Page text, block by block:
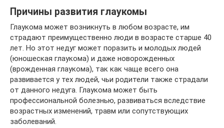
Причины развития глаукомы
Глаукома может возникнуть в любом возрасте, им
страдают преимущественно люди в возрасте старше 40
лет. Но этот недуг может поразить и молодых людей
(юношеская глаукома) и даже новорожденных
(врожденная глаукома), так как чаще всего она
развивается у тех людей, чьи родители также страдали
от данного недуга. Глаукома может быть
профессиональной болезнью, развиваться вследствие
возрастных изменений, травм или сопутствующих
заболеваний.